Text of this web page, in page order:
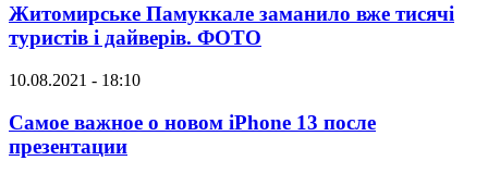
Житомирське Памуккале заманило вже тисячі
туристів і дайверів. ФОТО
10.08.2021 - 18:10
Самое важное о новом iPhone 13 после
презентации